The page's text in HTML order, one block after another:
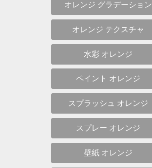
オレンジ グラデーション
オレンジ テクスチャ
水彩 オレンジ
ペイント オレンジ
スプラッシュ オレンジ
スプレー オレンジ
壁紙 オレンジ